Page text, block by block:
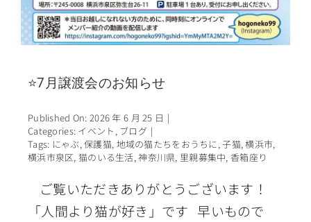
⭐7月譲渡会のお知らせ
Published On: 2026 年 6 月 25 日 |
Categories: イベント , ブログ |
Tags: にゃぶ,保護猫, 地域の猫たちをおうちに,子猫,横浜市,
横浜市泉区, 猫のいる生活,神奈川県, 里親募集中,香箱座り
ご覧いただきありがとうございます！
「人間より猫が好き」です 早いもので